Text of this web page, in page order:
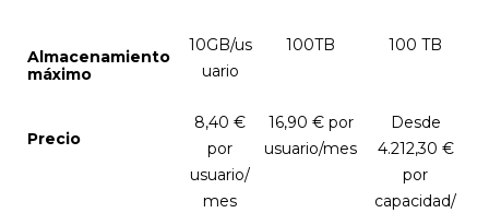
Almacenamiento
máximo
10GB/us
uario
100TB 100 TB
Precio
8,40 €
por
usuario/
mes
16,90 € por
usuario/mes
Desde
4.212,30 €
por
capacidad/